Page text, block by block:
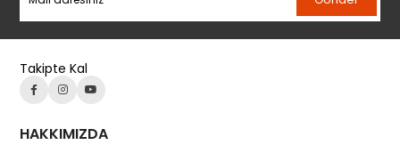
Takipte Kal
HAKKIMIZDA